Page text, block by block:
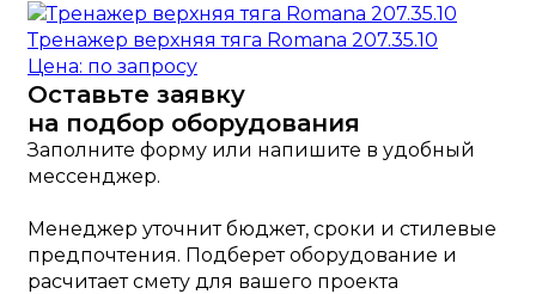
Тренажер верхняя тяга Romana 207.35.10
Цена: по запросу
Оставьте заявку
на подбор оборудования
Заполните форму или напишите в удобный
мессенджер.
Менеджер уточнит бюджет, сроки и стилевые
предпочтения. Подберет оборудование и
расчитает смету для вашего проекта